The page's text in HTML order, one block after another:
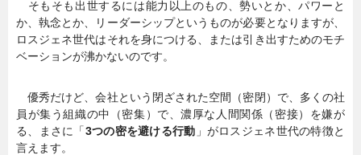
そもそも出世するには能力以上のもの、勢いとか、パワーと
か、執念とか、リーダーシップというものが必要となりますが、
ロスジェネ世代はそれを身につける、または引き出すためのモチ
ベーションが沸かないのです。
優秀だけど、会社という閉ざされた空間（密閉）で、多くの社
員が集う組織の中（密集）で、濃厚な人間関係（密接）を嫌が
る、まさに「3つの密を避ける行動 」がロスジェネ世代の特徴と
言えます。